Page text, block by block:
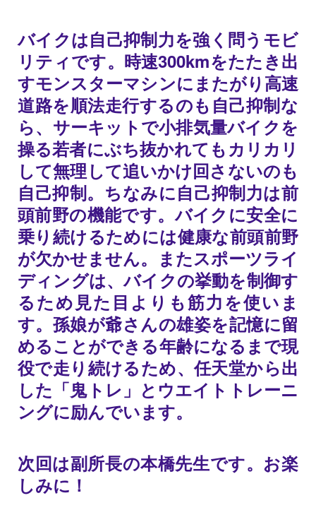
バイクは自己抑制力を強く問うモビ
リティです。時速300kmをたたき出
すモンスターマシンにまたがり高速
道路を順法走行するのも自己抑制な
ら、サーキットで小排気量バイクを
操る若者にぶち抜かれてもカリカリ
して無理して追いかけ回さないのも
自己抑制。ちなみに自己抑制力は前
頭前野の機能です。バイクに安全に
乗り続けるためには健康な前頭前野
が欠かせません。またスポーツライ
ディングは、バイクの挙動を制御す
るため見た目よりも筋力を使いま
す。孫娘が爺さんの雄姿を記憶に留
めることができる年齢になるまで現
役で走り続けるため、任天堂から出
した「鬼トレ」とウエイトトレーニ
ングに励んでいます。
次回は副所長の本橋先生です。お楽
しみに！